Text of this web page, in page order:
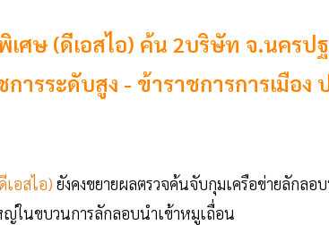
ศษ (ดีเอสไอ) ค้น 2บริษัท จ.นครป
การระดับสูง - ข้าราชการการเมือ
อสไอ) ยังคงขยายผลตรวจค้นจับกุมเครือข่ายลักล
ในขบวนการลักลอบนำเข้าหมูเถื่อน